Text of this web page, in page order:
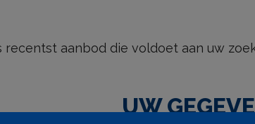
aanbod die voldoet aan uw
UW